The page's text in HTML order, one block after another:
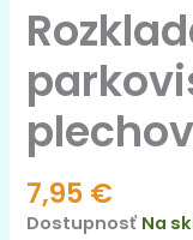
7,95 €
Dostupnosť Na